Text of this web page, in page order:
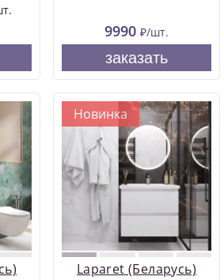
9990 ₽/шт.
заказать
Новинка
Laparet (Беларусь)